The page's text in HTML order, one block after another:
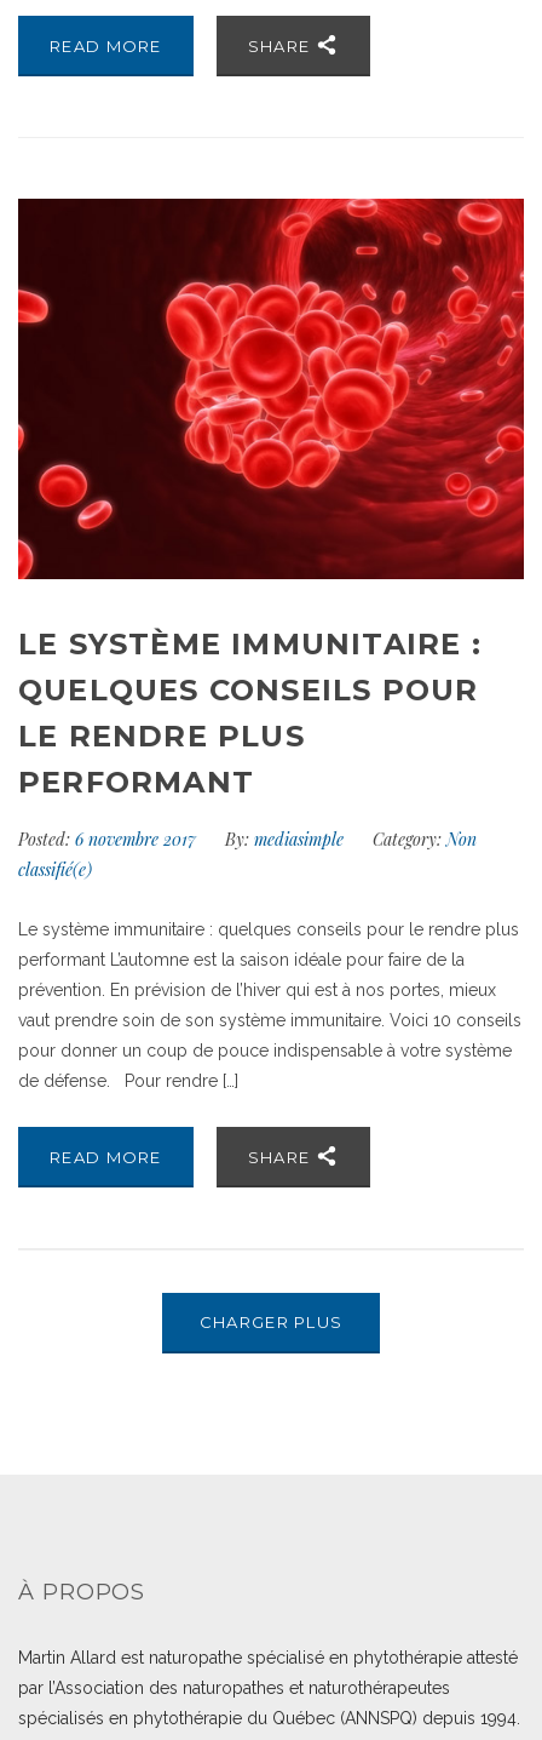
READ MORE SHARE
LE SYSTÈME IMMUNITAIRE :
QUELQUES CONSEILS POUR
LE RENDRE PLUS
PERFORMANT
Posted: 6 novembre 2017 By: mediasimple Category: Non
classifié(e)
Le système immunitaire : quelques conseils pour le rendre plus
performant L’automne est la saison idéale pour faire de la
prévention. En prévision de l’hiver qui est à nos portes, mieux
vaut prendre soin de son système immunitaire. Voici 10 conseils
pour donner un coup de pouce indispensable à votre système
de défense. Pour rendre […]
READ MORE SHARE
CHARGER PLUS
À PROPOS
Martin Allard est naturopathe spécialisé en phytothérapie attesté
par l’Association des naturopathes et naturothérapeutes
spécialisés en phytothérapie du Québec (ANNSPQ) depuis 1994.